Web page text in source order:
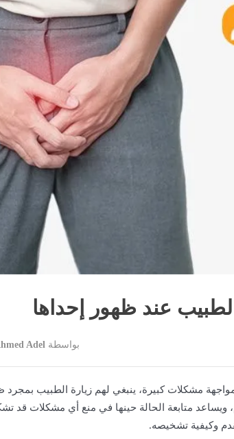
عند ظهور إحداها
بواسطة Adel
مشكلات كبيرة، ينبغي لهم زيارة الطبيب بمجرد
متابعة الحالة حينها في منع أي مشكلات قد
وكيفية تشخيصه.